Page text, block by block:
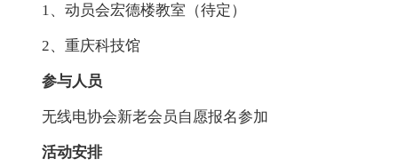
1、动员会宏德楼教室（待定）
2、重庆科技馆
参与人员
无线电协会新老会员自愿报名参加
活动安排